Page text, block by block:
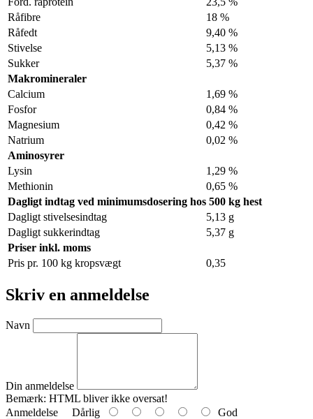
Råfibre
18 %
Råfedt
9,40 %
Stivelse
5,13 %
Sukker
5,37 %
Makromineraler
Calcium
1,69 %
Fosfor
0,84 %
Magnesium
0,42 %
Natrium
0,02 %
Aminosyrer
Lysin
1,29 %
Methionin
0,65 %
Dagligt indtag ved minimumsdosering hos 500 kg hest
Dagligt stivelsesindtag
5,13 g
Dagligt sukkerindtag
5,37 g
Priser inkl. moms
Pris pr. 100 kg kropsvægt
0,35
Skriv en anmeldelse
Navn
Din anmeldelse
Bemærk: HTML bliver ikke oversat!
Anmeldelse Dårlig God